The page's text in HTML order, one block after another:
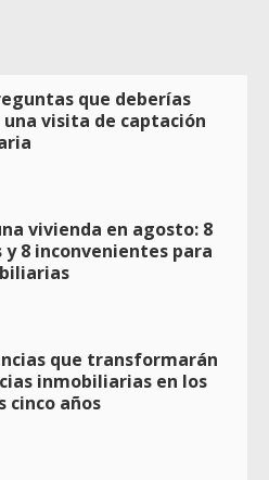
que deberías
una visita de captación
vivienda en agosto: 8
8 inconvenientes para
que transformarán
inmobiliarias en los
cinco años